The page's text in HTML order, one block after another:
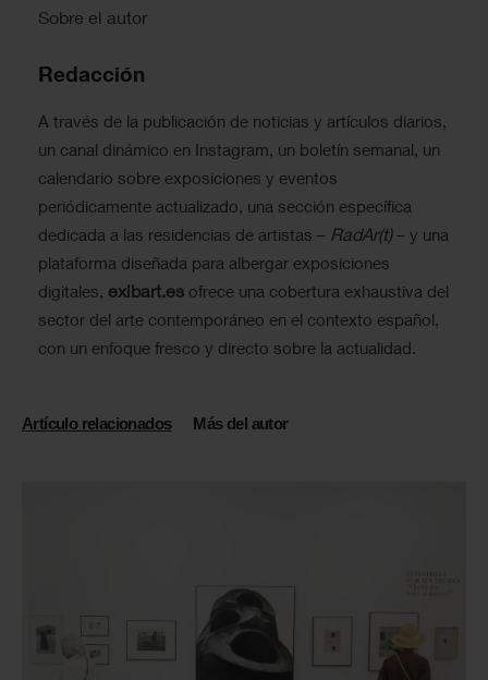
Sobre el autor
Redacción
A través de la publicación de noticias y artículos diarios,
un canal dinámico en Instagram, un boletín semanal, un
calendario sobre exposiciones y eventos
periódicamente actualizado, una sección específica
dedicada a las residencias de artistas – RadAr(t)– y una
plataforma diseñada para albergar exposiciones
digitales, exibart.es ofrece una cobertura exhaustiva del
sector del arte contemporáneo en el contexto español,
con un enfoque fresco y directo sobre la actualidad.
Artículo relacionados Más del autor